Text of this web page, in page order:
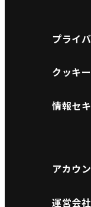
プライ
クッキ
情報セ
アカウ
運営会社